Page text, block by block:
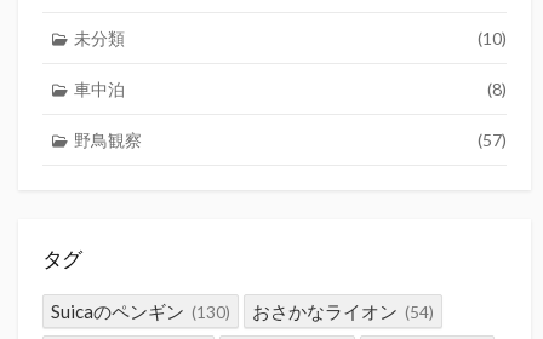
未分類 (10)
車中泊 (8)
野鳥観察 (57)
タグ
Suicaのペンギン (130) おさかなライオン (54)